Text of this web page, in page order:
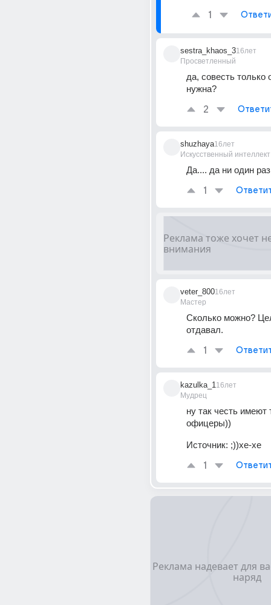
1
sestra_khaos_3
Просветленный
16лет
да, совесть только
нужна?
2
shuzhaya
Искусственный интеллект
16лет
Да.... да ни один
1
veter_800
Мастер
16лет
Сколько можно?
отдавал.
1
kazulka_1
Мудрец
16лет
ну так честь имеют
офицеры))
Источник: ;))хе-хе
1